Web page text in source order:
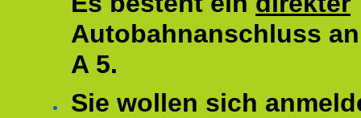
Autobahnanschluss
A 5.
Sie wollen sich